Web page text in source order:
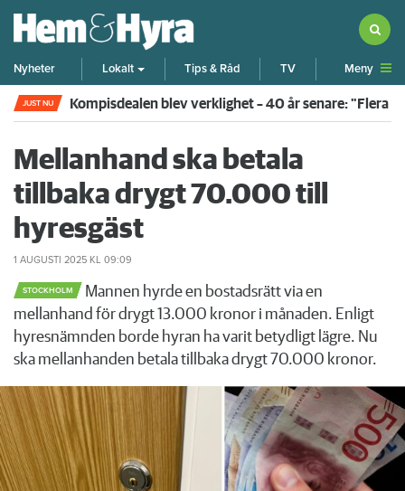
Nyheter Lokalt Tips & Råd TV Meny
JUST NU Kompisdealen blev verklighet – 40 år senare: "Flera
Mellanhand ska betala
tillbaka drygt 70.000 till
hyresgäst
1 AUGUSTI 2025 KL 09:09
STOCKHOLM
Mannen hyrde en bostadsrätt via en
mellanhand för drygt 13.000 kronor i månaden. Enligt
hyresnämnden borde hyran ha varit betydligt lägre. Nu
ska mellanhanden betala tillbaka drygt 70.000 kronor.